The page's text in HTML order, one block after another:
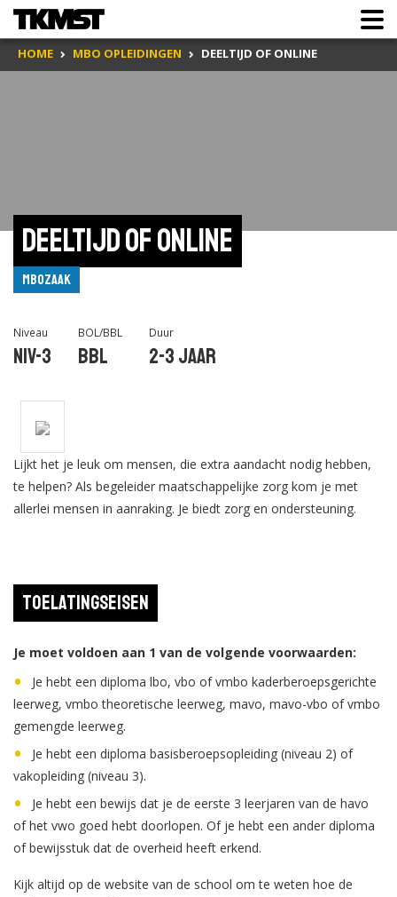
HOME MBO OPLEIDINGEN DEELTIJD OF ONLINE
Deeltijd of Online
MBOzaak
Niveau
Niv-3
BOL/BBL
BBL
Duur
2-3 jaar
Lijkt het je leuk om mensen, die extra aandacht nodig hebben,
te helpen? Als begeleider maatschappelijke zorg kom je met
allerlei mensen in aanraking. Je biedt zorg en ondersteuning.
Toelatingseisen
Je moet voldoen aan 1 van de volgende voorwaarden:
Je hebt een diploma lbo, vbo of vmbo kaderberoepsgerichte
leerweg, vmbo theoretische leerweg, mavo, mavo-vbo of vmbo
gemengde leerweg.
Je hebt een diploma basisberoepsopleiding (niveau 2) of
vakopleiding (niveau 3).
Je hebt een bewijs dat je de eerste 3 leerjaren van de havo
of het vwo goed hebt doorlopen. Of je hebt een ander diploma
of bewijsstuk dat de overheid heeft erkend.
Kijk altijd op de website van de school om te weten hoe de